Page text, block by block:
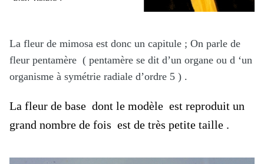
La fleur de mimosa est donc un capitule ; On parle de
fleur pentamère ( pentamère se dit d’un organe ou d ‘un
organisme à symétrie radiale d’ordre 5 ) .
La fleur de base dont le modèle est reproduit un
grand nombre de fois est de très petite taille .